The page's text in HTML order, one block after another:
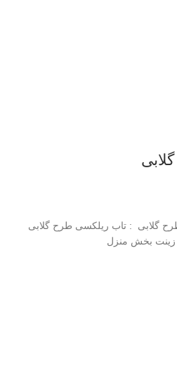
گلابی : تاب ریلکسی طرح گلابی
زينت بخش منزل